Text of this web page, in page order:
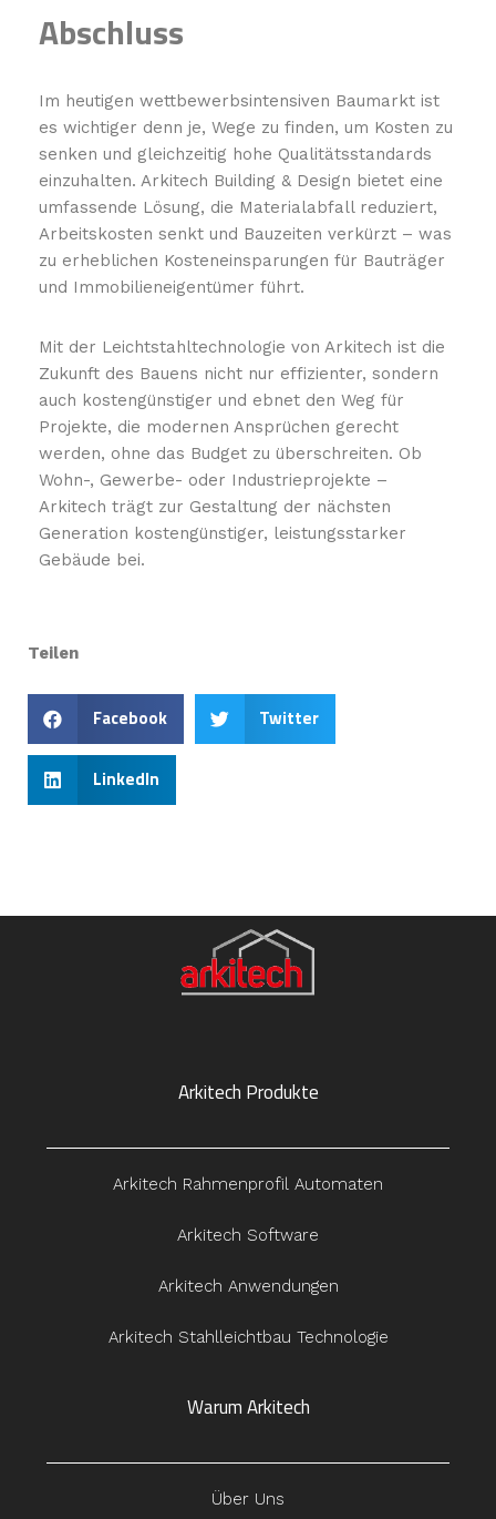
Abschluss
Im heutigen wettbewerbsintensiven Baumarkt ist
es wichtiger denn je, Wege zu finden, um Kosten zu
senken und gleichzeitig hohe Qualitätsstandards
einzuhalten. Arkitech Building & Design bietet eine
umfassende Lösung, die Materialabfall reduziert,
Arbeitskosten senkt und Bauzeiten verkürzt – was
zu erheblichen Kosteneinsparungen für Bauträger
und Immobilieneigentümer führt.
Mit der Leichtstahltechnologie von Arkitech ist die
Zukunft des Bauens nicht nur effizienter, sondern
auch kostengünstiger und ebnet den Weg für
Projekte, die modernen Ansprüchen gerecht
werden, ohne das Budget zu überschreiten. Ob
Wohn-, Gewerbe- oder Industrieprojekte –
Arkitech trägt zur Gestaltung der nächsten
Generation kostengünstiger, leistungsstarker
Gebäude bei.
Teilen
Facebook Twitter
LinkedIn
Arkitech Produkte
Arkitech Rahmenprofil Automaten
Arkitech Software
Arkitech Anwendungen
Arkitech Stahlleichtbau Technologie
Warum Arkitech
Über Uns